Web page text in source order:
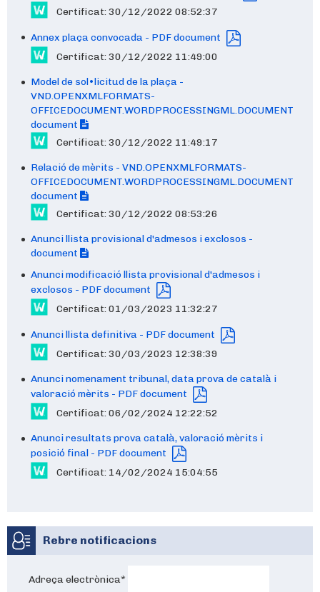
Certificat: 30/12/2022 08:52:37
Annex plaça convocada - PDF document
Certificat: 30/12/2022 11:49:00
Model de sol•licitud de la plaça -
VND.OPENXMLFORMATS-
OFFICEDOCUMENT.WORDPROCESSINGML.DOCUMENT
document
Certificat: 30/12/2022 11:49:17
Relació de mèrits - VND.OPENXMLFORMATS-
OFFICEDOCUMENT.WORDPROCESSINGML.DOCUMENT
document
Certificat: 30/12/2022 08:53:26
Anunci llista provisional d'admesos i exclosos -
document
Anunci modificació llista provisional d'admesos i
exclosos - PDF document
Certificat: 01/03/2023 11:32:27
Anunci llista definitiva - PDF document
Certificat: 30/03/2023 12:38:39
Anunci nomenament tribunal, data prova de català i
valoració mèrits - PDF document
Certificat: 06/02/2024 12:22:52
Anunci resultats prova català, valoració mèrits i
posició final - PDF document
Certificat: 14/02/2024 15:04:55
Rebre notificacions
Adreça electrònica*